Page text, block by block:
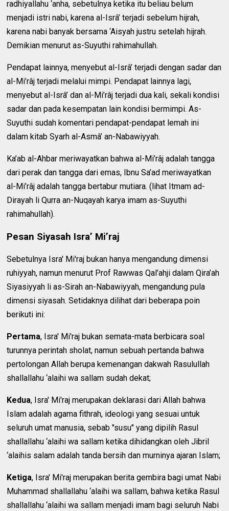
radhiyallahu ‘anha, sebetulnya ketika itu beliau belum
menjadi istri nabi, karena al-Isrâ’ terjadi sebelum hijrah,
karena nabi banyak bersama ‘Aisyah justru setelah hijrah.
Demikian menurut as-Suyuthi rahimahullah.
Pendapat lainnya, menyebut al-Isrâ’ terjadi dengan sadar dan
al-Mi’râj terjadi melalui mimpi. Pendapat lainnya lagi,
menyebut al-Isrâ’ dan al-Mi’râj terjadi dua kali, sekali kondisi
sadar dan pada kesempatan lain kondisi bermimpi. As-
Suyuthi sudah komentari pendapat-pendapat lemah ini
dalam kitab Syarh al-Asmâ’ an-Nabawiyyah.
Ka’ab al-Ahbar meriwayatkan bahwa al-Mi’râj adalah tangga
dari perak dan tangga dari emas, Ibnu Sa’ad meriwayatkan
al-Mi’râj adalah tangga bertabur mutiara. (lihat Itmam ad-
Dirayah li Qurra an-Nuqayah karya imam as-Suyuthi
rahimahullah).
Pesan Siyasah Isra’ Mi’raj
Sebetulnya Isra' Mi'raj bukan hanya mengandung dimensi
ruhiyyah, namun menurut Prof Rawwas Qal’ahji dalam Qira’ah
Siyasiyyah li as-Sirah an-Nabawiyyah, mengandung pula
dimensi siyasah. Setidaknya dilihat dari beberapa poin
berikuti ini:
Pertama, Isra' Mi'raj bukan semata-mata berbicara soal
turunnya perintah sholat, namun sebuah pertanda bahwa
pertolongan Allah berupa kemenangan dakwah Rasulullah
shallallahu ‘alaihi wa sallam sudah dekat;
Kedua, Isra' Mi'raj merupakan deklarasi dari Allah bahwa
Islam adalah agama fithrah, ideologi yang sesuai untuk
seluruh umat manusia, sebab "susu" yang dipilih Rasul
shallallahu ‘alaihi wa sallam ketika dihidangkan oleh Jibril
‘alaihis salam adalah tanda bersih dan murninya ajaran Islam;
Ketiga, Isra' Mi'raj merupakan berita gembira bagi umat Nabi
Muhammad shallallahu ‘alaihi wa sallam, bahwa ketika Rasul
shallallahu ‘alaihi wa sallam menjadi imam bagi seluruh Nabi